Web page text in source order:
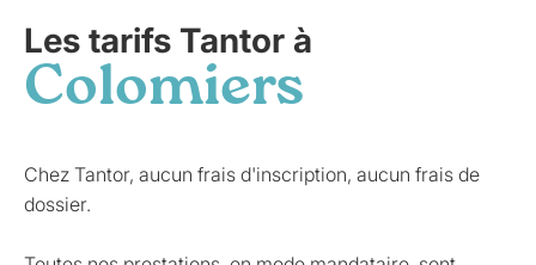
Les tarifs Tantor à
Colomiers
Chez Tantor, aucun frais d'inscription, aucun frais de
dossier.